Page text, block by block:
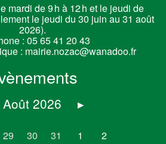
mardi de 9 h à 12 h et le jeudi de
le jeudi du 30 juin au 31 août
2026).
: 05 65 41 20 43
: mairie.nozac@wanadoo.fr
Août 2026 ▸
29 30 31 1
2